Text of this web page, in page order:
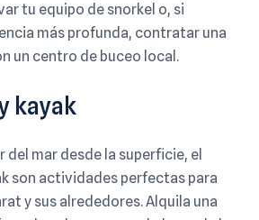
tu equipo de snorkel o, si
más profunda, contratar una
un centro de buceo local.
kayak
mar desde la superficie, el
son actividades perfectas para
y sus alrededores. Alquila una